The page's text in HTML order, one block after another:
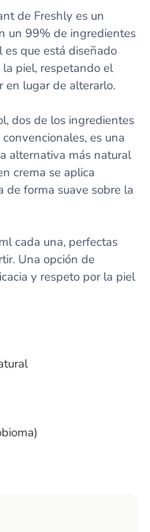
de Freshly es un
un 99% de ingredientes
que está diseñado
piel, respetando el
en lugar de alterarlo.
dos de los ingredientes
es una
alternativa más natural
crema se aplica
de forma suave sobre la
cada una, perfectas
Una opción de
y respeto por la piel